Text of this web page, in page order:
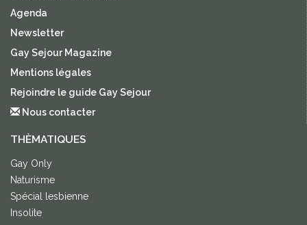
Agenda
Newsletter
Gay Sejour Magazine
Mentions légales
Rejoindre le guide Gay Sejour
Nous contacter
THÈMATIQUES
Gay Only
Naturisme
Spécial lesbienne
Insolite